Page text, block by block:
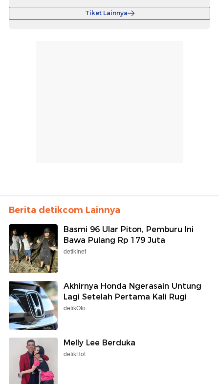
Tiket Lainnya
Berita detikcom Lainnya
Basmi 96 Ular Piton, Pemburu Ini
Bawa Pulang Rp 179 Juta
detikInet
Akhirnya Honda Ngerasain Untung
Lagi Setelah Pertama Kali Rugi
detikOto
Melly Lee Berduka
detikHot